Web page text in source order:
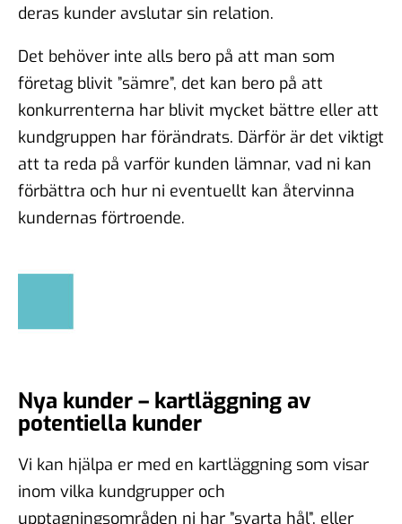
deras kunder avslutar sin relation.
Det behöver inte alls bero på att man som
företag blivit ”sämre”, det kan bero på att
konkurrenterna har blivit mycket bättre eller att
kundgruppen har förändrats. Därför är det viktigt
att ta reda på varför kunden lämnar, vad ni kan
förbättra och hur ni eventuellt kan återvinna
kundernas förtroende.
Nya kunder – kartläggning av
potentiella kunder
Vi kan hjälpa er med en kartläggning som visar
inom vilka kundgrupper och
upptagningsområden ni har ”svarta hål”, eller